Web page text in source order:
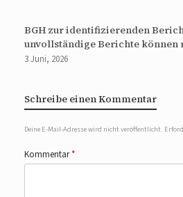
BGH zur identifizierenden
unvollständige Berichte
3 Juni, 2026
Schreibe einen Kommentar
Deine E-Mail-Adresse wird nicht veröffentlicht.
Kommentar*